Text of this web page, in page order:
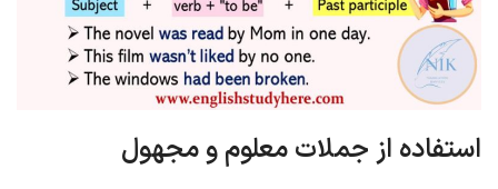
استفاده از جملات معلوم و مجهول